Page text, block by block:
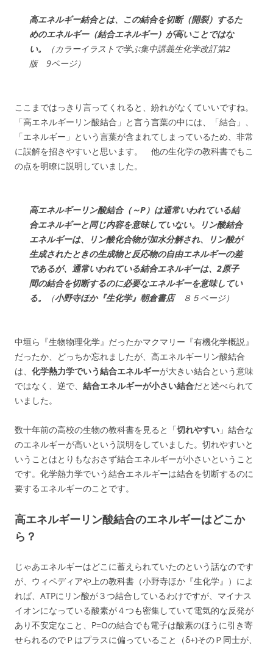
高エネルギー結合とは、この結合を切断（開裂）するた
めのエネルギー（結合エネルギー）が高いことではな
い。
（カラーイラストで学ぶ集中講義生化学改訂第2
版 9ページ）
ここまではっきり言ってくれると、紛れがなくていいですね。
「高エネルギーリン酸結合」と言う言葉の中には、「結合」、
「エネルギー」という言葉が含まれてしまっているため、非常
に誤解を招きやすいと思います。 他の生化学の教科書でもこ
の点を明瞭に説明していました。
高エネルギーリン酸結合（～P）は通常いわれている結
合エネルギーと同じ内容を意味していない。リン酸結合
エネルギーは、リン酸化合物が加水分解され、リン酸が
生成されたときの生成物と反応物の自由エネルギーの差
であるが、通常いわれている結合エネルギーは、2原子
間の結合を切断するのに必要なエネルギーを意味してい
る。
（小野寺ほか『生化学』朝倉書店８５ページ）
中垣ら『生物物理化学』だったかマクマリー『有機化学概説』
だったか、どっちか忘れましたが、高エネルギーリン酸結合
は、 化学熱力学でいう結合エネルギーが大きい結合という意味
ではなく、逆で、 結合エネルギーが小さい結合だと述べられて
いました。
数十年前の高校の生物の教科書を見ると「切れやすい 」結合な
のエネルギーが高いという説明をしていました。切れやすいと
いうことはとりもなおさず結合エネルギーが小さいということ
です。化学熱力学でいう結合エネルギーは結合を切断するのに
要するエネルギーのことです。
高エネルギーリン酸結合のエネルギーはどこか
ら？
じゃあエネルギーはどこに蓄えられていたのという話なのです
が、ウィペディアや上の教科書（小野寺ほか『生化学』）によ
れば、ATPにリン酸が３つ結合しているわけですが、マイナス
イオンになっている酸素が４つも密集していて電気的な反発が
あり不安定なこと、P=Oの結合でも電子は酸素のほうに引き寄
せられるのでＰはプラスに偏っていること（δ+)そのＰ同士が、